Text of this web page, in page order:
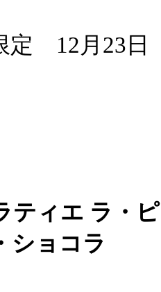
定 12月23日
ティエ ラ・
ショコラ